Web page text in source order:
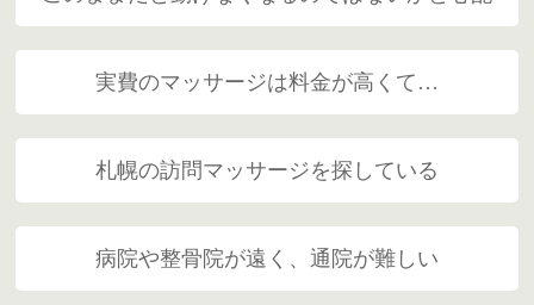
実費のマッサージは料金が高くて…
札幌の訪問マッサージを探している
病院や整骨院が遠く、通院が難しい